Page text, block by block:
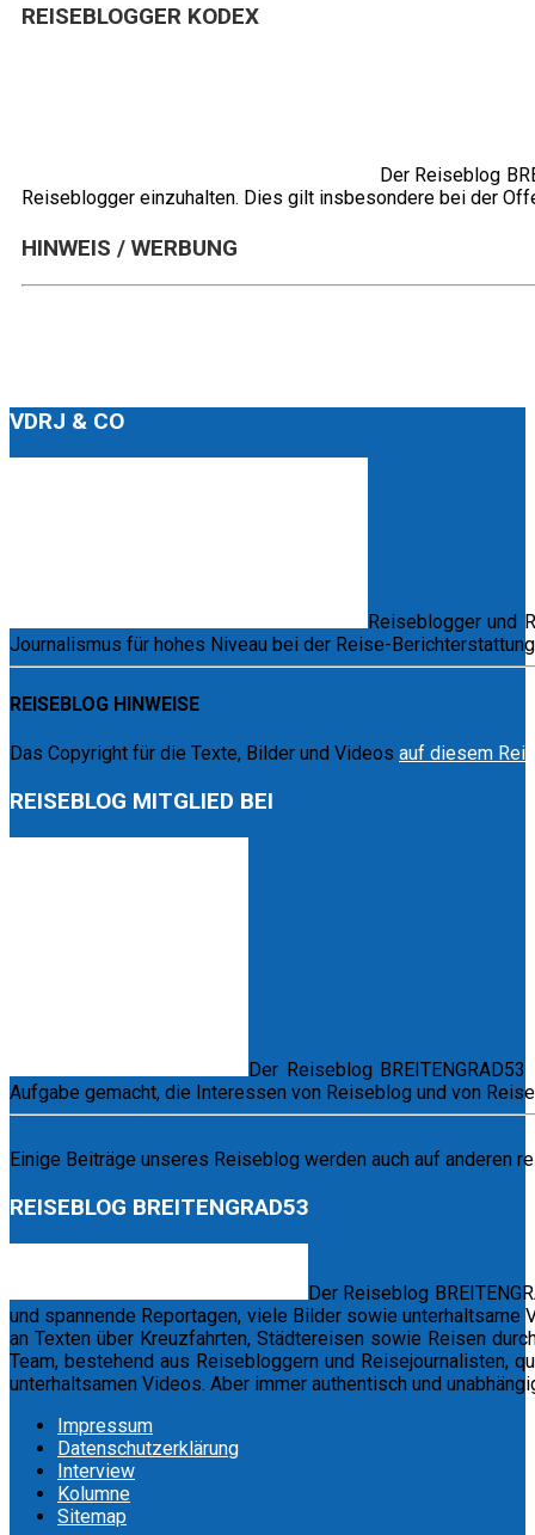
REISEBLOGGER KODEX
Der Reiseblog
Reiseblogger einzuhalten. Dies gilt insbesondere bei der
HINWEIS / WERBUNG
VDRJ & CO
Reiseblogger und
Journalismus für hohes Niveau bei der Reise-
REISEBLOG HINWEISE
Das Copyright für die Texte, Bilder und Videos auf diesem
REISEBLOG MITGLIED BEI
Der Reiseblog
Aufgabe gemacht, die Interessen von Reiseblog und von
Einige Beiträge unseres Reiseblog werden auch auf anderen
REISEBLOG BREITENGRAD53
Der Reiseblog
und spannende Reportagen, viele Bilder sowie
an Texten über Kreuzfahrten, Städtereisen sowie Reisen
Team, bestehend aus Reisebloggern und Reisejournalisten,
unterhaltsamen Videos. Aber immer authentisch und
Impressum
Datenschutzerklärung
Interview
Kolumne
Sitemap